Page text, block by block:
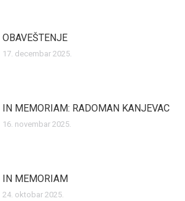
OBAVEŠTENJE
17. decembar 2025.
IN MEMORIAM: RADOMAN KANJEVAC
16. novembar 2025.
IN MEMORIAM
24. oktobar 2025.